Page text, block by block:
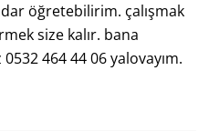
öğretebilirim. çalışmak
size kalır. bana
464 44 06 yalovayım.